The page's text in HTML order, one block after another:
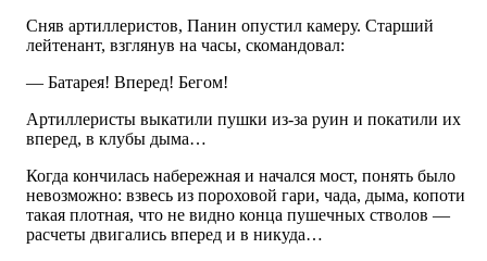
Сняв артиллеристов, Панин опустил камеру. Старший
лейтенант, взглянув на часы, скомандовал:
— Батарея! Вперед! Бегом!
Артиллеристы выкатили пушки из-за руин и покатили их
вперед, в клубы дыма…
Когда кончилась набережная и начался мост, понять было
невозможно: взвесь из пороховой гари, чада, дыма, копоти
такая плотная, что не видно конца пушечных стволов —
расчеты двигались вперед и в никуда…